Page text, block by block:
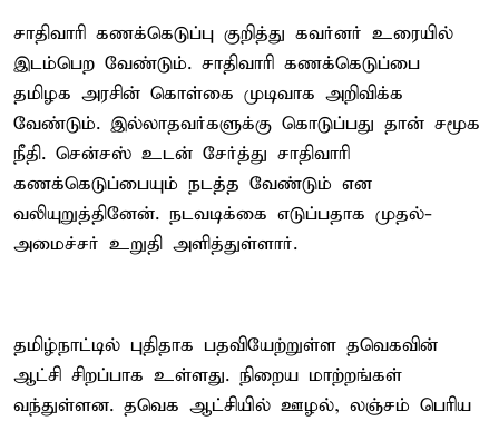
சாதிவாரி கணக்கெடுப்பு குறித்து கவர்னர் உரையில்
இடம்பெற வேண்டும். சாதிவாரி கணக்கெடுப்பை
தமிழக அரசின் கொள்கை முடிவாக அறிவிக்க
வேண்டும். இல்லாதவர்களுக்கு கொடுப்பது தான் சமூக
நீதி. சென்சஸ் உடன் சேர்த்து சாதிவாரி
கணக்கெடுப்பையும் நடத்த வேண்டும் என
வலியுறுத்தினேன். நடவடிக்கை எடுப்பதாக முதல்-
அமைச்சர் உறுதி அளித்துள்ளார்.
தமிழ்நாட்டில் புதிதாக பதவியேற்றுள்ள தவெகவின்
ஆட்சி சிறப்பாக உள்ளது. நிறைய மாற்றங்கள்
வந்துள்ளன. தவெக ஆட்சியில் ஊழல், லஞ்சம் பெரிய